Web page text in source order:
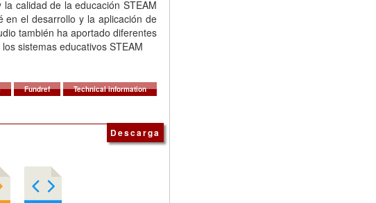
calidad de la educación STEAM
en el desarrollo y la aplicación de
también ha aportado diferentes
sistemas educativos STEAM
Fundref Technical information
Descarga